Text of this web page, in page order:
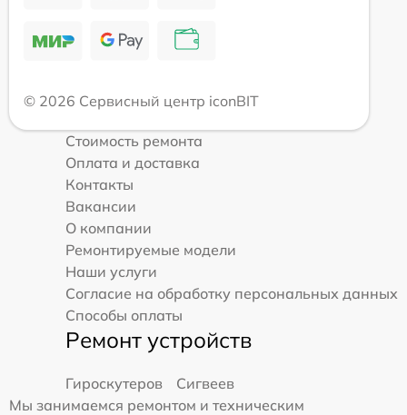
© 2026 Сервисный центр iconBIT
Стоимость ремонта
Оплата и доставка
Контакты
Вакансии
О компании
Ремонтируемые модели
Наши услуги
Согласие на обработку персональных данных
Способы оплаты
Ремонт устройств
Гироскутеров
Сигвеев
Мы занимаемся ремонтом и техническим